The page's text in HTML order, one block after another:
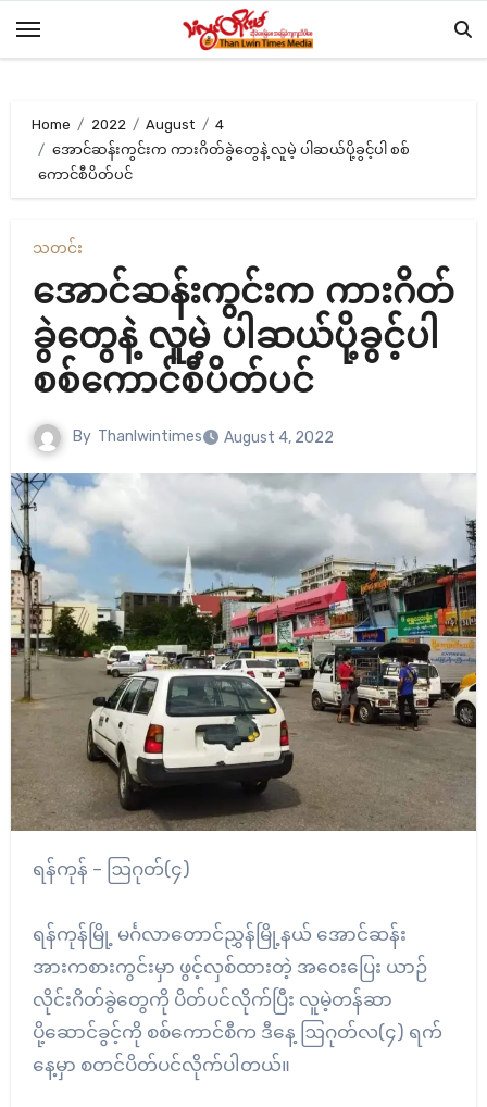
Home 2022 August
4
အောင်ဆန်းကွင်းက ကားဂိတ်ခွဲတွေနဲ့ လူမဲ့ ပါဆယ်ပို့ခွင့်ပါ စစ်
ကောင်စီပိတ်ပင်
သတင်း
အောင်ဆန်းကွင်းက ကားဂိတ်
ခွဲတွေနဲ့ လူမဲ့ ပါဆယ်ပို့ခွင့်ပါ
စစ်ကောင်စီပိတ်ပင်
By Thanlwintimes August 4, 2022
ရန်ကုန် – ဩဂုတ်(၄)
ရန်ကုန်မြို့ မင်္ဂလာတောင်ညွှန်မြို့နယ် အောင်ဆန်း
အားကစားကွင်းမှာ ဖွင့်လှစ်ထားတဲ့ အဝေးပြေး ယာဉ်
လိုင်းဂိတ်ခွဲတွေကို ပိတ်ပင်လိုက်ပြီး လူမဲ့တန်ဆာ
ပို့ဆောင်ခွင့်ကို စစ်ကောင်စီက ဒီနေ့ ဩဂုတ်လ(၄) ရက်
နေ့မှာ စတင်ပိတ်ပင်လိုက်ပါတယ်။